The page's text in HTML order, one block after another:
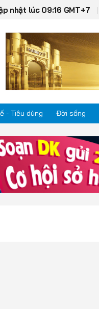
nhật lúc 09:16 GMT+7
- Tiêu dùng Đời sống